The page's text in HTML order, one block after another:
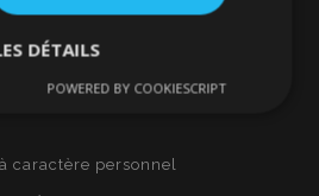
caractère personnel
DÉTAILS
Performance Ciblage
POWERED BY COOKIESCRIPT